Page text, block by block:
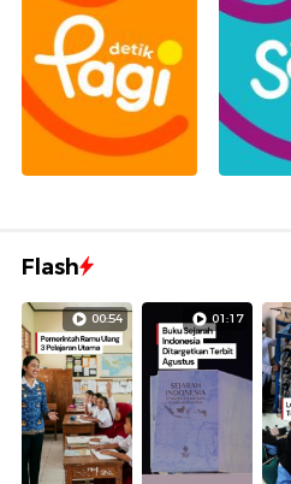
Flash
00:54 01:17